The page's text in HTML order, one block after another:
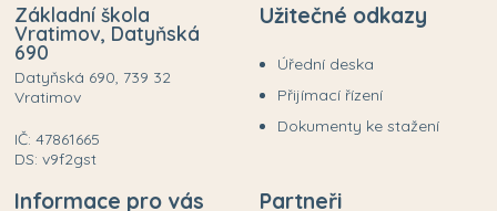
Základní škola
Vratimov, Datyňská
690
Datyňská 690, 739 32
Vratimov
IČ: 47861665
DS: v9f2gst
Užitečné odkazy
Úřední deska
Přijímací řízení
Dokumenty ke stažení
Informace pro vás Partneři